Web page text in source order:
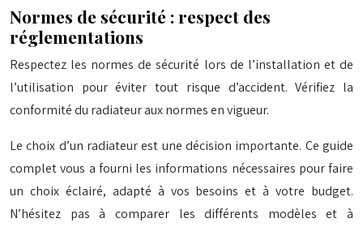
Normes de sécurité : respect des
réglementations
Respectez les normes de sécurité lors de l’installation et de
l’utilisation pour éviter tout risque d’accident. Vérifiez la
conformité du radiateur aux normes en vigueur.
Le choix d’un radiateur est une décision importante. Ce guide
complet vous a fourni les informations nécessaires pour faire
un choix éclairé, adapté à vos besoins et à votre budget.
N’hésitez pas à comparer les différents modèles et à